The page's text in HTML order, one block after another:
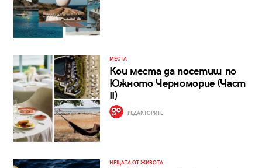
МЕСТА
Кои места да посетиш по
Южното Черноморие (Част
II)
РЕДАКТОРИТЕ
НЕЩАТА ОТ ЖИВОТА